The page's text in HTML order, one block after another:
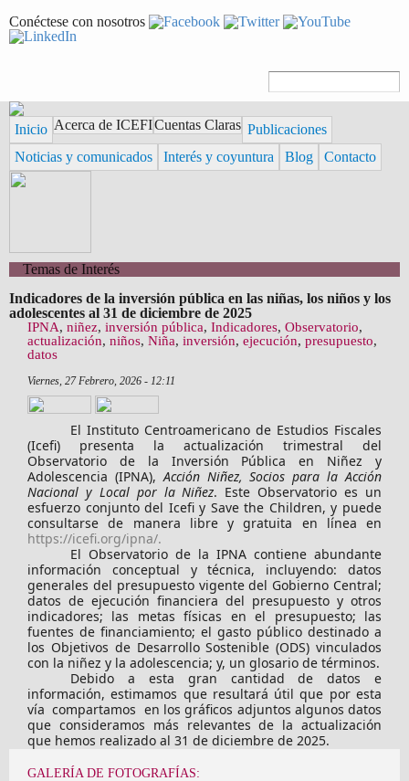
contenido
Conéctese con nosotros
búsqueda
Inicio Acerca de ICEFICuentas Claras Publicaciones
Noticias y comunicados
Interés y coyuntura Blog Contacto
Temas de Interés
Indicadores de la inversión pública en las niñas, los niños y los
adolescentes al 31 de diciembre de 2025
IPNA, niñez, inversión pública, Indicadores, Observatorio,
actualización, niños, Niña, inversión, ejecución, presupuesto,
datos
Viernes, 27 Febrero, 2026 - 12:11
El Instituto Centroamericano de Estudios Fiscales
(Icefi) presenta la actualización trimestral del
Observatorio de la Inversión Pública en Niñez y
Adolescencia (IPNA), Acción Niñez, Socios para la Acción
Nacional y Local por la Niñez. Este Observatorio es un
esfuerzo conjunto del Icefi y Save the Children, y puede
consultarse de manera libre y gratuita en línea en
https://icefi.org/ipna/.
El Observatorio de la IPNA contiene abundante
información conceptual y técnica, incluyendo: datos
generales del presupuesto vigente del Gobierno Central;
datos de ejecución financiera del presupuesto y otros
indicadores; las metas físicas en el presupuesto; las
fuentes de financiamiento; el gasto público destinado a
los Objetivos de Desarrollo Sostenible (ODS) vinculados
con la niñez y la adolescencia; y, un glosario de términos.
Debido a esta gran cantidad de datos e
información, estimamos que resultará útil que por esta
vía compartamos en los gráficos adjuntos algunos datos
que consideramos más relevantes de la actualización
que hemos realizado al 31 de diciembre de 2025.
GALERÍA DE FOTOGRAFÍAS: